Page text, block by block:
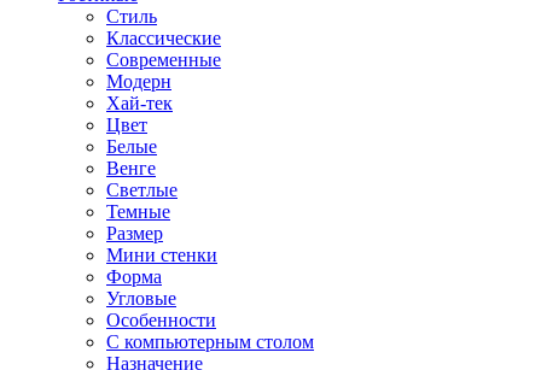
Стиль
Классические
Современные
Модерн
Хай-тек
Цвет
Белые
Венге
Светлые
Темные
Размер
Мини стенки
Форма
Угловые
Особенности
С компьютерным столом
Назначение